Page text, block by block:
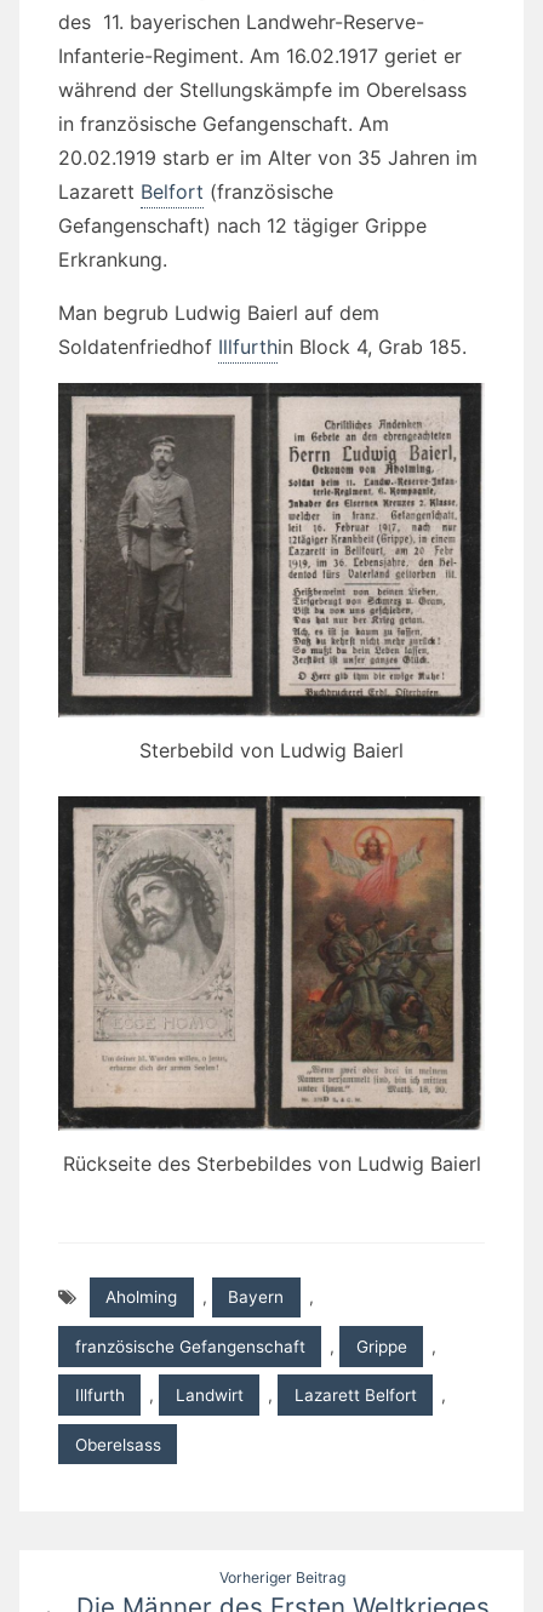
des 11. bayerischen Landwehr-Reserve-
Infanterie-Regiment. Am 16.02.1917 geriet er
während der Stellungskämpfe im Oberelsass
in französische Gefangenschaft. Am
20.02.1919 starb er im Alter von 35 Jahren im
Lazarett Belfort (französische
Gefangenschaft) nach 12 tägiger Grippe
Erkrankung.
Man begrub Ludwig Baierl auf dem
Soldatenfriedhof Illfurthin Block 4, Grab 185.
Sterbebild von Ludwig Baierl
Rückseite des Sterbebildes von Ludwig Baierl
Aholming , Bayern ,
französische Gefangenschaft , Grippe ,
Illfurth , Landwirt , Lazarett Belfort ,
Oberelsass
Beitragsnavigation
Vorheriger Beitrag